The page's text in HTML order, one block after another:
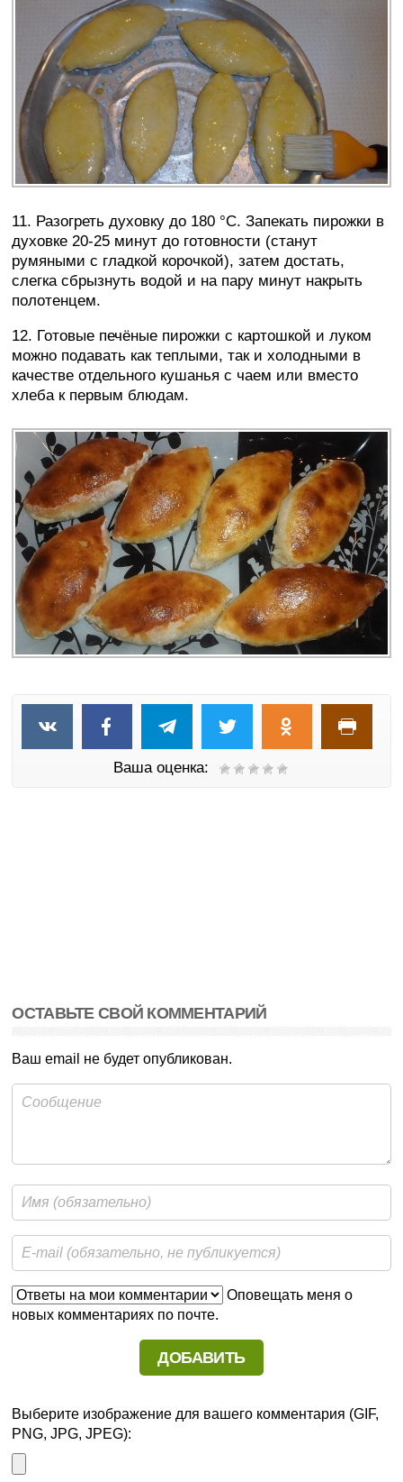
11. Разогреть духовку до 180 °C. Запекать пирожки в
духовке 20-25 минут до готовности (станут
румяными с гладкой корочкой), затем достать,
слегка сбрызнуть водой и на пару минут накрыть
полотенцем.
12. Готовые печёные пирожки с картошкой и луком
можно подавать как теплыми, так и холодными в
качестве отдельного кушанья с чаем или вместо
хлеба к первым блюдам.
Ваша оценка:
ОСТАВЬТЕ СВОЙ КОММЕНТАРИЙ
Ваш email не будет опубликован.
Оповещать меня о
новых комментариях по почте.
Выберите изображение для вашего комментария (GIF,
PNG, JPG, JPEG):